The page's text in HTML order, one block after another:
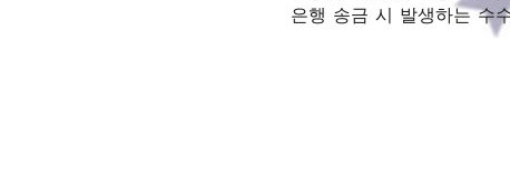
은행 송금 시 발생하는 수